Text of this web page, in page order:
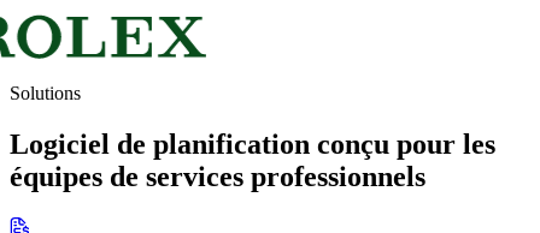
Solutions
Logiciel de planification conçu pour les
équipes de services professionnels